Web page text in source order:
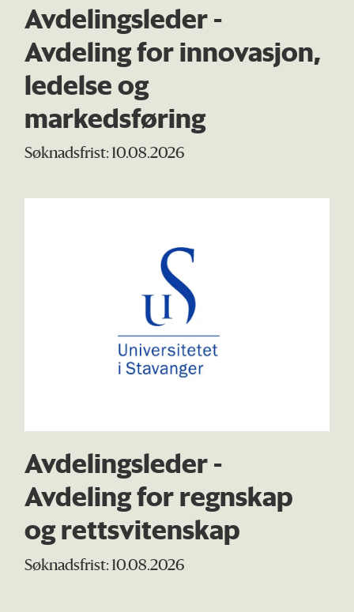
Avdelingsleder -
Avdeling for innovasjon,
ledelse og
markedsføring
Søknadsfrist: 10.08.2026
Avdelingsleder -
Avdeling for regnskap
og rettsvitenskap
Søknadsfrist: 10.08.2026